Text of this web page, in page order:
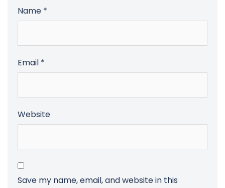
Name *
Email *
Website
Save my name, email, and website in this